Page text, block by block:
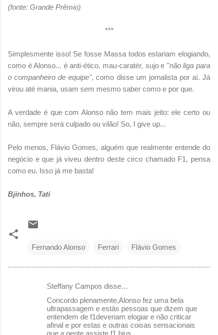
(fonte: Grande Prêmio)
***
Simplesmente isso! Se fosse Massa todos estariam elogiando,
como é Alonso... é anti-ético, mau-caratér, sujo e "não liga para
o companheiro de equipe", como disse um jornalista por aí. Já
virou até mania, usam sem mesmo saber como e por que.
A verdade é que com Alonso não tem mais jeito: ele certo ou
não, sempre será culpado ou vilão! So, I give up...
Pelo menos, Flávio Gomes, alguém que realmente entende do
negócio e que já viveu dentro deste circo chamado F1, pensa
como eu. Isso já me basta!
Bjinhos, Tati
Fernando Alonso Ferrari Flávio Gomes
Steffany Campos disse…
Concordo plenamente,Alonso fez uma bela
ultrapassagem e estás pessoas que dizem que
entendem de f1deveriam elogiar e não criticar
afinal e por estas e outras coisas sensacionais
que a gente assiste f1.bjus